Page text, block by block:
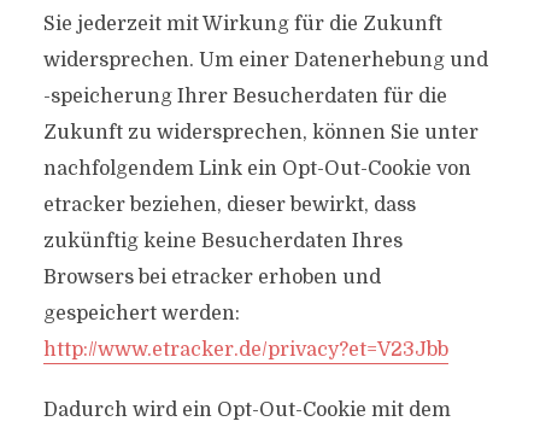
Sie jederzeit mit Wirkung für die Zukunft
widersprechen. Um einer Datenerhebung und
-speicherung Ihrer Besucherdaten für die
Zukunft zu widersprechen, können Sie unter
nachfolgendem Link ein Opt-Out-Cookie von
etracker beziehen, dieser bewirkt, dass
zukünftig keine Besucherdaten Ihres
Browsers bei etracker erhoben und
gespeichert werden:
http://www.etracker.de/privacy?et=V23Jbb
Dadurch wird ein Opt-Out-Cookie mit dem